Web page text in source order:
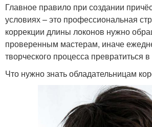
Главное правило при создании
условиях – это профессиональная
коррекции длины локонов нужно
проверенным мастерам, иначе
творческого процесса превратиться
Что нужно знать обладательницам